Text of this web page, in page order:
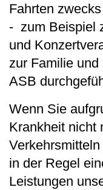
Fahrten
- zum Beispiel
und
zur Familie
ASB
Wenn Sie
Krankheit nicht
in der Regel
Leistungen